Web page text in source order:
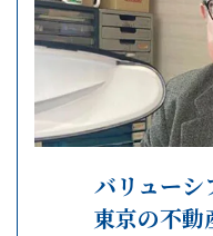
バリューシ
東京の不動